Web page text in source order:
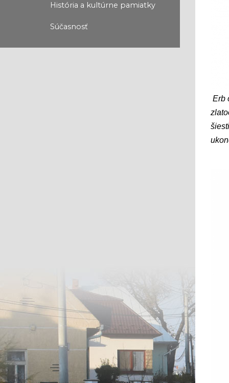
História a kultúrne pamiatky
Súčasnosť
Erb